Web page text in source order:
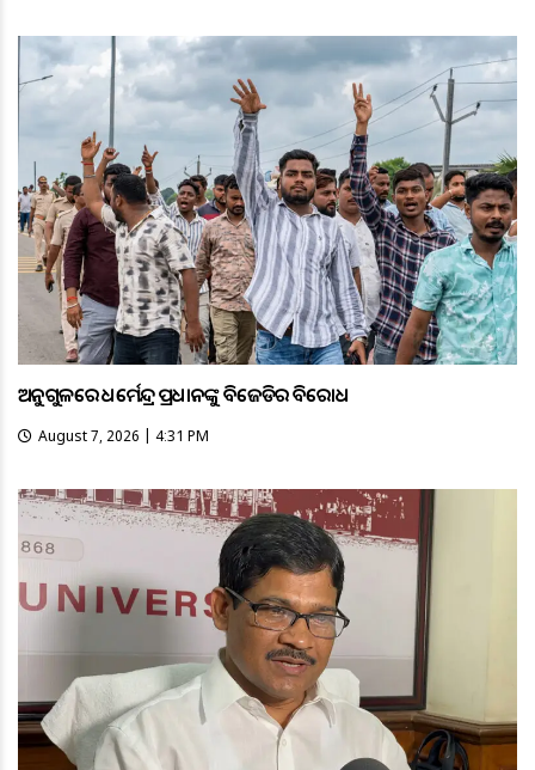
ଅନୁଗୁଳରେ ଧର୍ମେନ୍ଦ୍ର ପ୍ରଧାନଙ୍କୁ ବିଜେଡିର ବିରୋଧ
August 7, 2026 | 4:31 PM